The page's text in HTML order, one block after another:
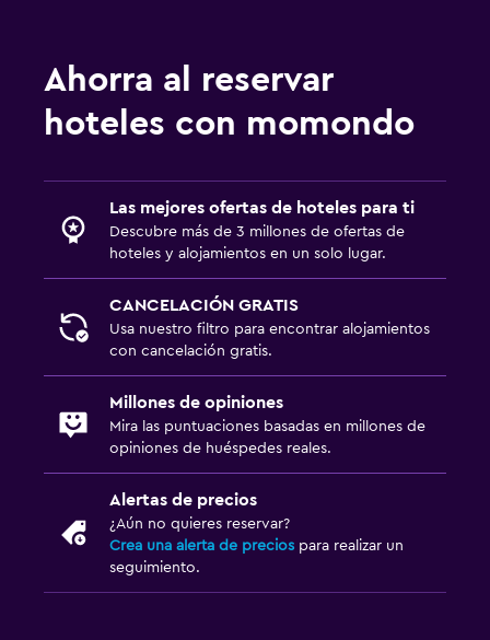
Ahorra al reservar
hoteles con momondo
Las mejores ofertas de hoteles para ti
Descubre más de 3 millones de ofertas de
hoteles y alojamientos en un solo lugar.
CANCELACIÓN GRATIS
Usa nuestro filtro para encontrar alojamientos
con cancelación gratis.
Millones de opiniones
Mira las puntuaciones basadas en millones de
opiniones de huéspedes reales.
Alertas de precios
¿Aún no quieres reservar?
Crea una alerta de precios para realizar un
seguimiento.